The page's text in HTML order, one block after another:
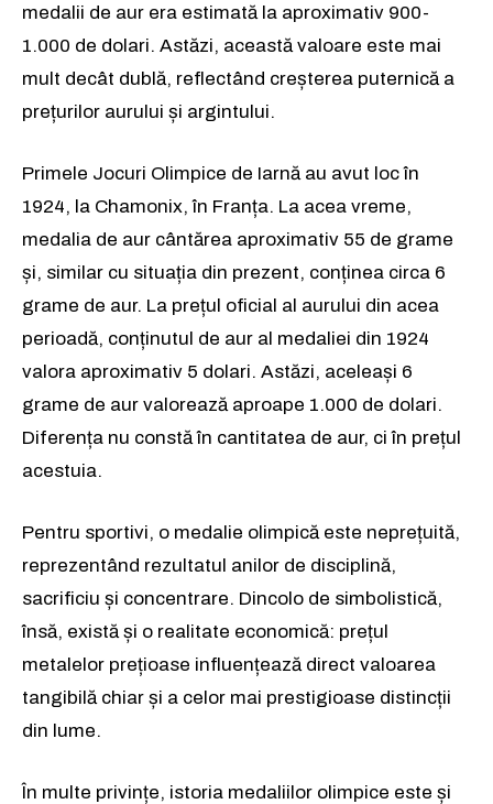
medalii de aur era estimată la aproximativ 900-
1.000 de dolari. Astăzi, această valoare este mai
mult decât dublă, reflectând creșterea puternică a
prețurilor aurului și argintului.
Primele Jocuri Olimpice de Iarnă au avut loc în
1924, la Chamonix, în Franța. La acea vreme,
medalia de aur cântărea aproximativ 55 de grame
și, similar cu situația din prezent, conținea circa 6
grame de aur. La prețul oficial al aurului din acea
perioadă, conținutul de aur al medaliei din 1924
valora aproximativ 5 dolari. Astăzi, aceleași 6
grame de aur valorează aproape 1.000 de dolari.
Diferența nu constă în cantitatea de aur, ci în prețul
acestuia.
Pentru sportivi, o medalie olimpică este neprețuită,
reprezentând rezultatul anilor de disciplină,
sacrificiu și concentrare. Dincolo de simbolistică,
însă, există și o realitate economică: prețul
metalelor prețioase influențează direct valoarea
tangibilă chiar și a celor mai prestigioase distincții
din lume.
În multe privințe, istoria medaliilor olimpice este și